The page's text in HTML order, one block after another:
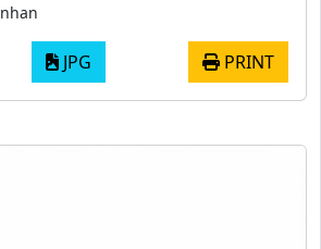
JPG PRINT